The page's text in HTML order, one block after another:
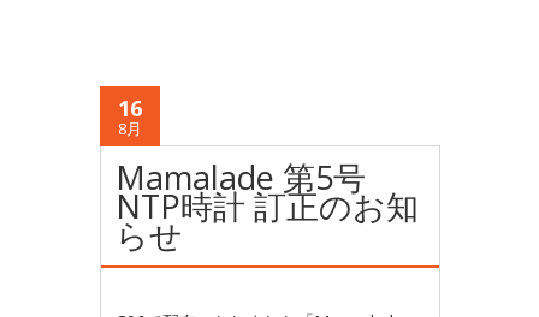
16
8月
Mamalade 第5号
NTP時計 訂正のお知
らせ